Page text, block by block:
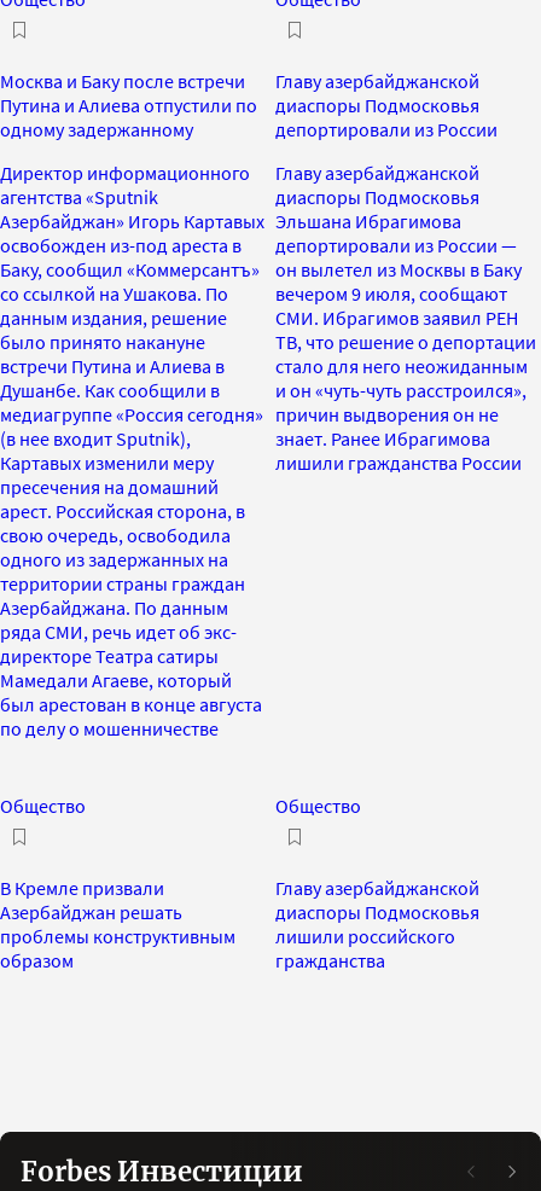
Москва и Баку после встречи
Путина и Алиева отпустили по
одному задержанному
Директор информационного
агентства «Sputnik
Азербайджан» Игорь Картавых
освобожден из-под ареста в
Баку, сообщил «Коммерсантъ»
со ссылкой на Ушакова. По
данным издания, решение
было принято накануне
встречи Путина и Алиева в
Душанбе. Как сообщили в
медиагруппе «Россия сегодня»
(в нее входит Sputnik),
Картавых изменили меру
пресечения на домашний
арест. Российская сторона, в
свою очередь, освободила
одного из задержанных на
территории страны граждан
Азербайджана. По данным
ряда СМИ, речь идет об экс-
директоре Театра сатиры
Мамедали Агаеве, который
был арестован в конце августа
по делу о мошенничестве
Главу азербайджанской
диаспоры Подмосковья
депортировали из России
Главу азербайджанской
диаспоры Подмосковья
Эльшана Ибрагимова
депортировали из России —
он вылетел из Москвы в Баку
вечером 9 июля, сообщают
СМИ. Ибрагимов заявил РЕН
ТВ, что решение о депортации
стало для него неожиданным
и он «чуть-чуть расстроился»,
причин выдворения он не
знает. Ранее Ибрагимова
лишили гражданства России
Общество
В Кремле призвали
Азербайджан решать
проблемы конструктивным
образом
Общество
Главу азербайджанской
диаспоры Подмосковья
лишили российского
гражданства
Forbes Инвестиции